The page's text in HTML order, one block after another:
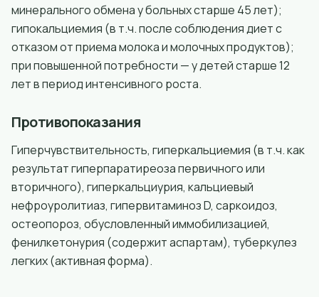
минерального обмена у больных старше 45 лет);
гипокальциемия (в т.ч. после соблюдения диет с
отказом от приема молока и молочных продуктов);
при повышенной потребности — у детей старше 12
лет в период интенсивного роста.
Противопоказания
Гиперчувствительность, гиперкальциемия (в т.ч. как
результат гиперпаратиреоза первичного или
вторичного), гиперкальциурия, кальциевый
нефроуролитиаз, гипервитаминоз D, саркоидоз,
остеопороз, обусловленный иммобилизацией,
фенилкетонурия (содержит аспартам), туберкулез
легких (активная форма).